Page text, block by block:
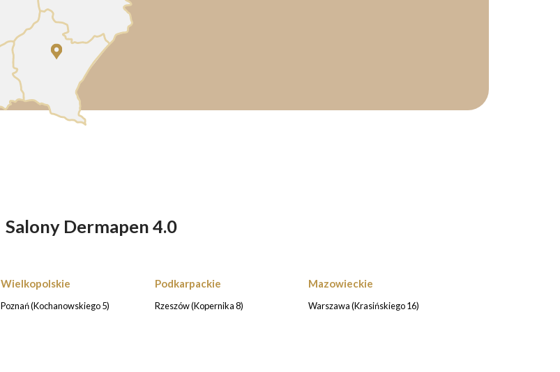
Salony Dermapen 4.0
Wielkopolskie
Poznań (Kochanowskiego 5)
Podkarpackie
Rzeszów (Kopernika 8)
Mazowieckie
Warszawa (Krasińskiego 16)